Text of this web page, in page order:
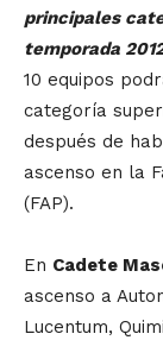
principales
temporada
10 equipos
categoría
después de
ascenso en la
(FAP).
En Cadete
ascenso a
Lucentum,